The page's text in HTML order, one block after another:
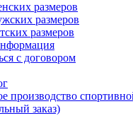
размеров
размеров
размеров
с договором
производство
заказ)